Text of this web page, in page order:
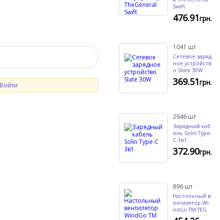
Swift
476.91грн.
1041 шт
Сетевое заряд
ное устройств
о Slate 30W
369.51грн.
2946 шт
Зарядный каб
ель Solin Type-
C 3в1
372.90грн.
896 шт
Настольный в
ентилятор Wi
ndGo TM TEG
Войти